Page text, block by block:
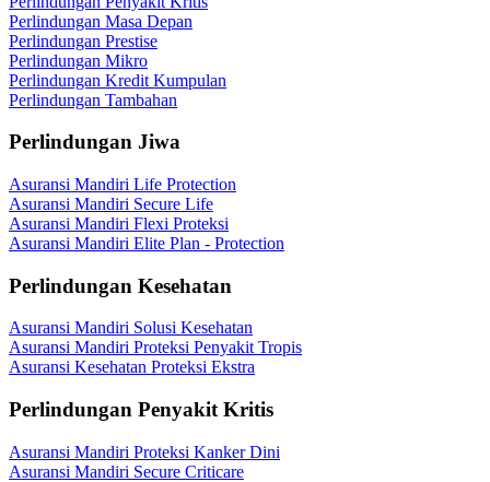
Perlindungan Masa Depan
Perlindungan Prestise
Perlindungan Mikro
Perlindungan Kredit Kumpulan
Perlindungan Tambahan
Perlindungan Jiwa
Asuransi Mandiri Life Protection
Asuransi Mandiri Secure Life
Asuransi Mandiri Flexi Proteksi
Asuransi Mandiri Elite Plan - Protection
Perlindungan Kesehatan
Asuransi Mandiri Solusi Kesehatan
Asuransi Mandiri Proteksi Penyakit Tropis
Asuransi Kesehatan Proteksi Ekstra
Perlindungan Penyakit Kritis
Asuransi Mandiri Proteksi Kanker Dini
Asuransi Mandiri Secure Criticare